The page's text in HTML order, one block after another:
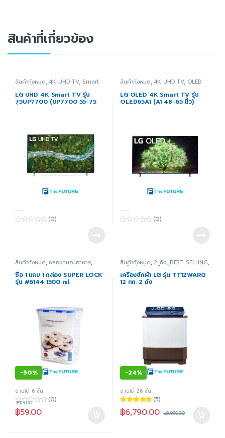
สินค้าที่เกี่ยวข้อง
สินค้าทั้งหมด, 4K UHD TV, Smart
ทีวี ภาพ/เสียง
LG UHD 4K Smart TV รุ่น
75UP7700 (UP7700 55-75
-----
5
(0)
สินค้าทั้งหมด, 4K UHD TV, OLED
ทีวี ภาพ/เสียง
LG OLED 4K Smart TV รุ่น
OLED65A1 (A1 48-65 นิ้ว)
-----
5
(0)
สินค้าทั้งหมด,กล่องถนอมอาหาร,
, อุปกรณ์เสริมภายใน
ครัว
ซื้อ 1 แถม 1 กล่อง SUPER LOCK
รุ่น #6144 1500 ml.
-50%
ขายได้ 6 ชิ้น
0
o
(0)
฿59.00
฿119.00
สินค้าทั้งหมด, 2 ถัง, BEST SELLING,
เครื่องซักผ้า ,เครื่องใช้ไฟฟ้าภายในบ้าน
เครื่องซักผ้า LG รุ่น TT12WARG
12 กก. 2 ถัง
-24%
ขายได้ 26 ชิ้น
ให้คะแนน
5.00ตั้งแต่ 1-
(5)
฿6,790.00 ฿8,990.00